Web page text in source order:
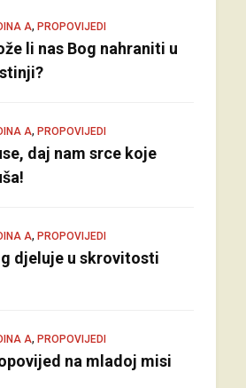
A, PROPOVIJEDI
li nas Bog nahraniti u
A, PROPOVIJEDI
daj nam srce koje
A, PROPOVIJEDI
djeluje u skrovitosti
A, PROPOVIJEDI
na mladoj misi